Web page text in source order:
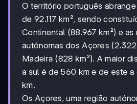
O território português
de 92.117 km², sendo
Continental (88.967 km²) e as
autónomas dos Açores
Madeira (828 km²). A maior
a sul é de 560 km e de este
km.
Os Açores, uma região